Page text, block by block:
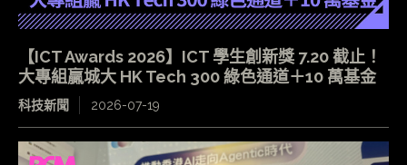
【ICT Awards 2026】ICT 學生創新獎 7.20 截止！
大專組贏城大 HK Tech 300 綠色通道＋10 萬基金
科技新聞 2026-07-19